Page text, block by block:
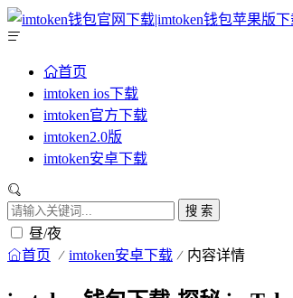
首页
imtoken ios下载
imtoken官方下载
imtoken2.0版
imtoken安卓下载
搜 索
昼/夜
首页 imtoken安卓下载 内容详情